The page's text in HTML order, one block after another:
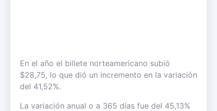
En el año el billete norteamericano subió
$28,75, lo que dió un incremento en la variación
del 41,52%.
La variación anual o a 365 días fue del 45,13%